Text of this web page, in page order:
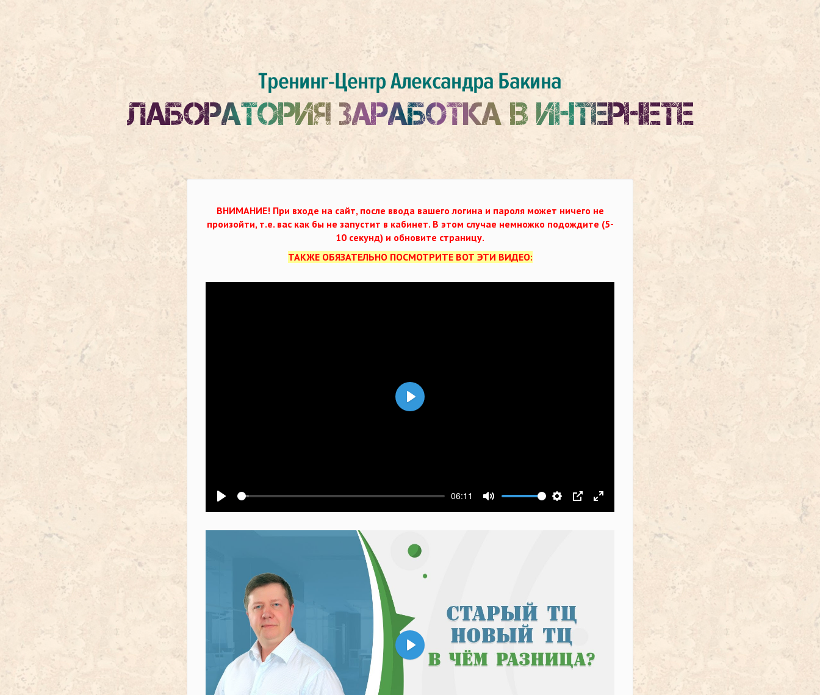
ВНИМАНИЕ! При входе на сайт, после ввода вашего логина и пароля может ничего не
произойти, т.е. вас как бы не запустит в кабинет. В этом случае немножко подождите (5-
10 секунд) и обновите страницу.
ТАКЖЕ ОБЯЗАТЕЛЬНО ПОСМОТРИТЕ ВОТ ЭТИ ВИДЕО:
Воспроизвести
06:11
Выключить звукНастройки
PIP На весь экран
Воспроизвести
Воспроизвести